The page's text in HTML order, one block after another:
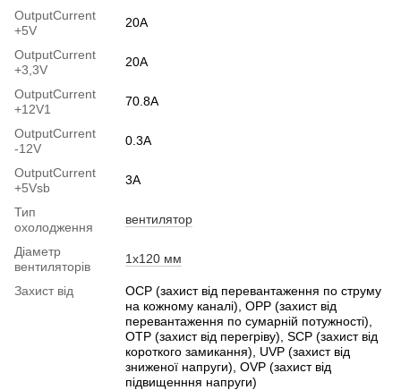
OutputСurrent
+5V
20A
OutputСurrent
+3,3V
20A
OutputCurrent
+12V1
70.8A
OutputСurrent
-12V
0.3А
OutputСurrent
+5Vsb
3А
Тип
охолодження
вентилятор
Діаметр
вентиляторів
1x120 мм
Захист від
OCP (захист від перевантаження по струму
на кожному каналі), OPP (захист від
перевантаження по сумарній потужності),
OTP (захист від перегріву), SCP (захист від
короткого замикання), UVP (захист від
зниженої напруги), OVP (захист від
підвищенння напруги)